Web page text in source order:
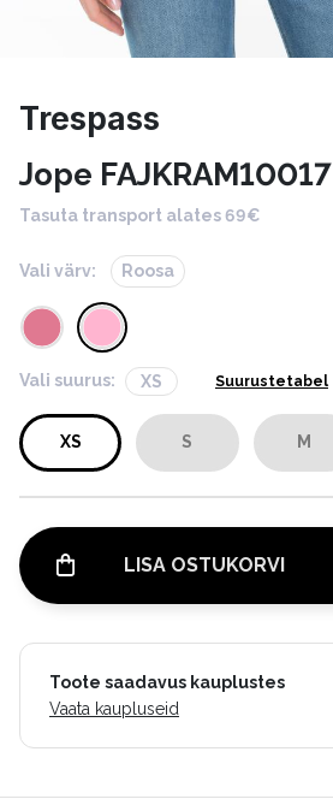
Trespass
Jope FAJKRAM10017
Tasuta transport alates 69€
Vali värv: Roosa
Vali suurus: XS Suurustetabel
XS S M
LISA OSTUKORVI
Toote saadavus kauplustes
Vaata kaupluseid